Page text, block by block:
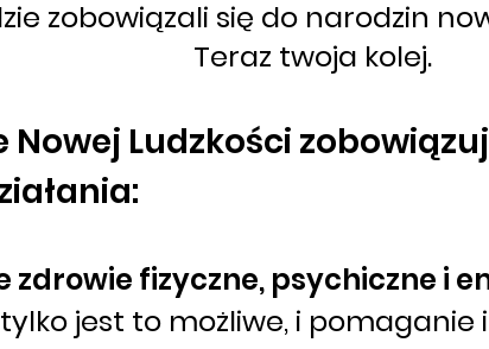
zobowiązali się do narodzin
Teraz twoja kolej.
Nowej Ludzkości
zdrowie fizyczne, psychiczne i
jest to możliwe, i